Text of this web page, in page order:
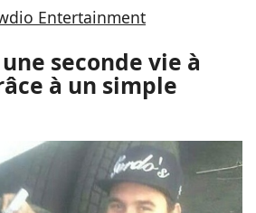
Entertainment
seconde vie à
à un simple